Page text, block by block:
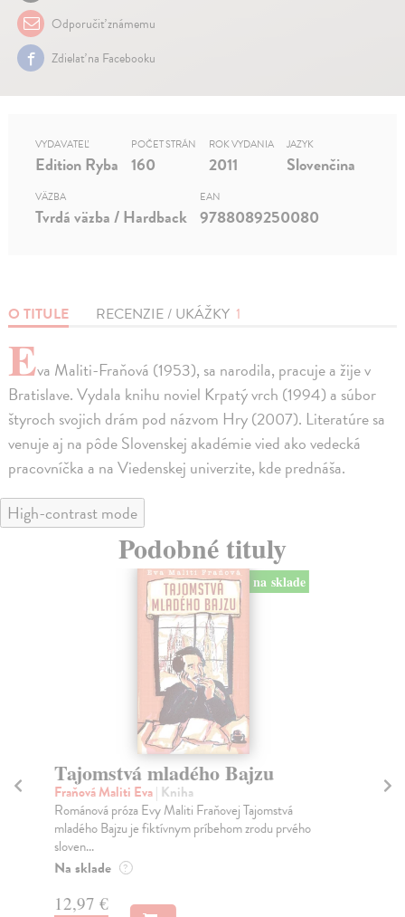
Odporučiť známemu
Zdielať na Facebooku
O TITULE RECENZIE / UKÁŽKY 1
Eva Maliti-Fraňová (1953), sa narodila, pracuje a žije v
Bratislave. Vydala knihu noviel Krpatý vrch (1994) a súbor
štyroch svojich drám pod názvom Hry (2007). Literatúre sa
venuje aj na pôde Slovenskej akadémie vied ako vedecká
pracovníčka a na Viedenskej univerzite, kde prednáša.
VYDAVATEĽ
Edition Ryba
POČET STRÁN
160
ROK VYDANIA
2011
JAZYK
Slovenčina
VÄZBA
Tvrdá väzba / Hardback
EAN
9788089250080
High-contrast mode
Podobné tituly
na sklade
Tajomstvá mladého Bajzu
Fraňová Maliti Eva| Kniha
Románová próza Evy Maliti Fraňovej Tajomstvá
mladého Bajzu je fiktívnym príbehom zrodu prvého
sloven...
Na sklade ?
12,97 €